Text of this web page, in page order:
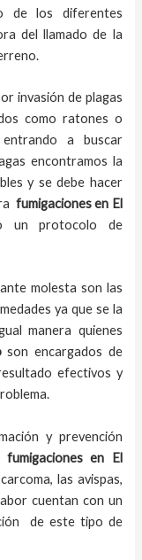
de los diferentes
del llamado de la
invasión de plagas
como ratones o
a buscar
encontramos la
y se debe hacer
fumigaciones en El
un protocolo de
molesta son las
ya que se la
manera quienes
son encargados de
efectivos y
y prevención
fumigacionesen El
las avispas,
cuentan con un
de este tipo de